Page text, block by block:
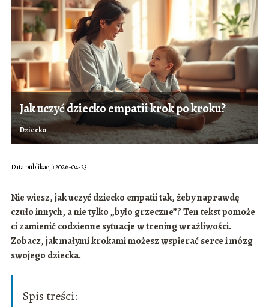
Jak uczyć dziecko empatii krok po kroku?
Dziecko
Data publikacji: 2026-04-25
Nie wiesz,jak uczyć dziecko empatiitak, żeby naprawdę
czuło innych, a nie tylko „było grzeczne”? Ten tekst pomoże
ci zamienić codzienne sytuacje w trening wrażliwości.
Zobacz, jak małymi krokami możesz wspierać serce i mózg
swojego dziecka.
Spis treści: